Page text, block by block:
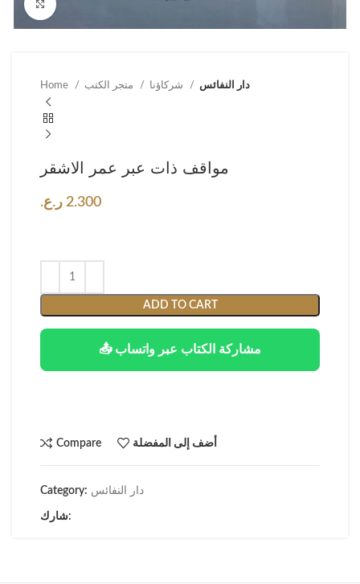
Home دار النفائس
مواقف ذات عبر عمر الاشقر
2.300 ر.ع.
ADD TO CART
📤 مشاركة الكتاب عبر واتساب
Compare أضف إلى المفضلة
Category: دار النفائس
شارك: